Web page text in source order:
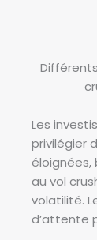
p
h
i
q
u
e
Les
privilégier
éloignées,
au vol
volatilité.
d’attente